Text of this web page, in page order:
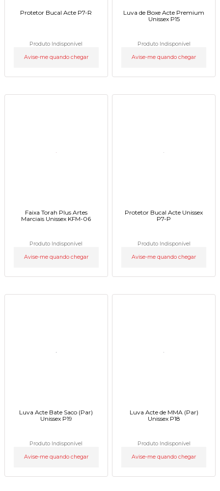
Protetor Bucal Acte P7-R
Produto Indisponível
Avise-me quando chegar
Luva de Boxe Acte Premium
Unissex P15
Produto Indisponível
Avise-me quando chegar
Faixa Torah Plus Artes
Marciais Unissex KFM-06
Produto Indisponível
Avise-me quando chegar
Protetor Bucal Acte Unissex
P7-P
Produto Indisponível
Avise-me quando chegar
Luva Acte Bate Saco (Par)
Unissex P19
Produto Indisponível
Avise-me quando chegar
Luva Acte de MMA (Par)
Unissex P18
Produto Indisponível
Avise-me quando chegar